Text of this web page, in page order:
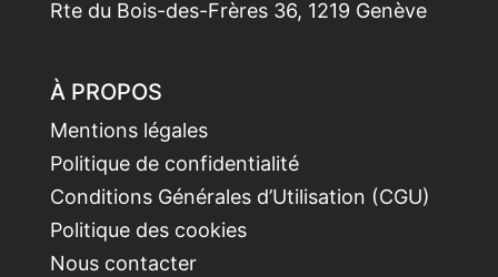
Rte du Bois-des-Frères 36, 1219 Genève
À PROPOS
Mentions légales
Politique de confidentialité
Conditions Générales d’Utilisation (CGU)
Politique des cookies
Nous contacter